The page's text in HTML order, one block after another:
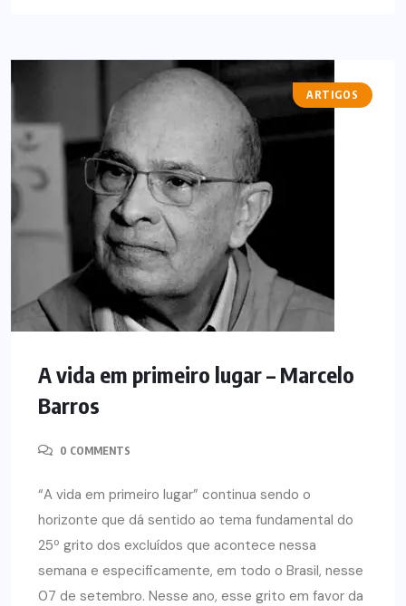
ARTIGOS
A vida em primeiro lugar – Marcelo
Barros
0 COMMENTS
“A vida em primeiro lugar” continua sendo o
horizonte que dá sentido ao tema fundamental do
25º grito dos excluídos que acontece nessa
semana e especificamente, em todo o Brasil, nesse
07 de setembro. Nesse ano, esse grito em favor da